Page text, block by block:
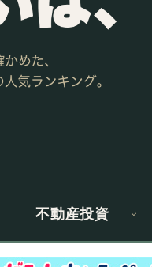
不動産投資